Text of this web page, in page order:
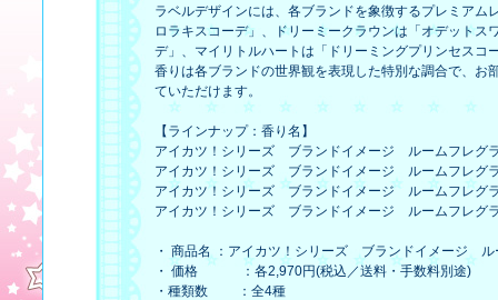
ラベルデザインには、各ブランドを象徴するプレミア
ロラキスコーデ」、ドリーミークラウンは「オデット
デ」、マイリトルハートは「ドリーミングプリンセスコ
香りは各ブランドの世界観を表現した特別な調合で、
ていただけます。
【ラインナップ：香り名】
アイカツ！シリーズ ブランドイメージ ルームフレグ
アイカツ！シリーズ ブランドイメージ ルームフレグ
アイカツ！シリーズ ブランドイメージ ルームフレグ
アイカツ！シリーズ ブランドイメージ ルームフレグ
・ 商品名
：アイカツ！シリーズ ブランドイメージ ル
・ 価格
：各2,970円(税込／送料・手数料別途)
・種類数
：全4種